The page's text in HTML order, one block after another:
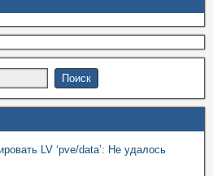
LV ‘pve/data’: Не удалось